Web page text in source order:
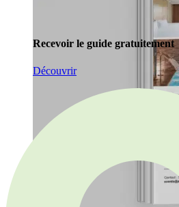
Recevoir le guide gratuitement
Découvrir